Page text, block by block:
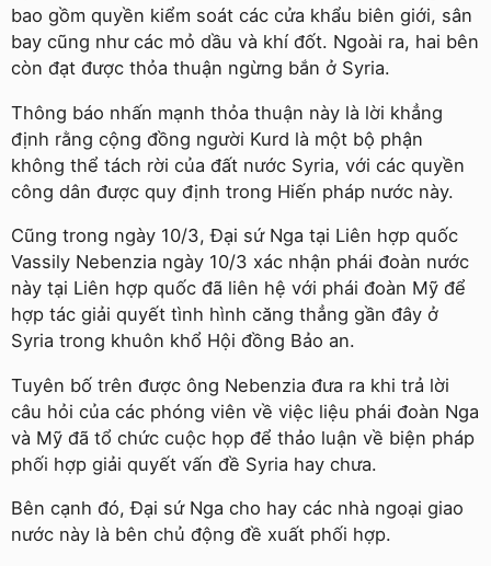
bao gồm quyền kiểm soát các cửa khẩu biên giới, sân
bay cũng như các mỏ dầu và khí đốt. Ngoài ra, hai bên
còn đạt được thỏa thuận ngừng bắn ở Syria.
Thông báo nhấn mạnh thỏa thuận này là lời khẳng
định rằng cộng đồng người Kurd là một bộ phận
không thể tách rời của đất nước Syria, với các quyền
công dân được quy định trong Hiến pháp nước này.
Cũng trong ngày 10/3, Đại sứ Nga tại Liên hợp quốc
Vassily Nebenzia ngày 10/3 xác nhận phái đoàn nước
này tại Liên hợp quốc đã liên hệ với phái đoàn Mỹ để
hợp tác giải quyết tình hình căng thẳng gần đây ở
Syria trong khuôn khổ Hội đồng Bảo an.
Tuyên bố trên được ông Nebenzia đưa ra khi trả lời
câu hỏi của các phóng viên về việc liệu phái đoàn Nga
và Mỹ đã tổ chức cuộc họp để thảo luận về biện pháp
phối hợp giải quyết vấn đề Syria hay chưa.
Bên cạnh đó, Đại sứ Nga cho hay các nhà ngoại giao
nước này là bên chủ động đề xuất phối hợp.